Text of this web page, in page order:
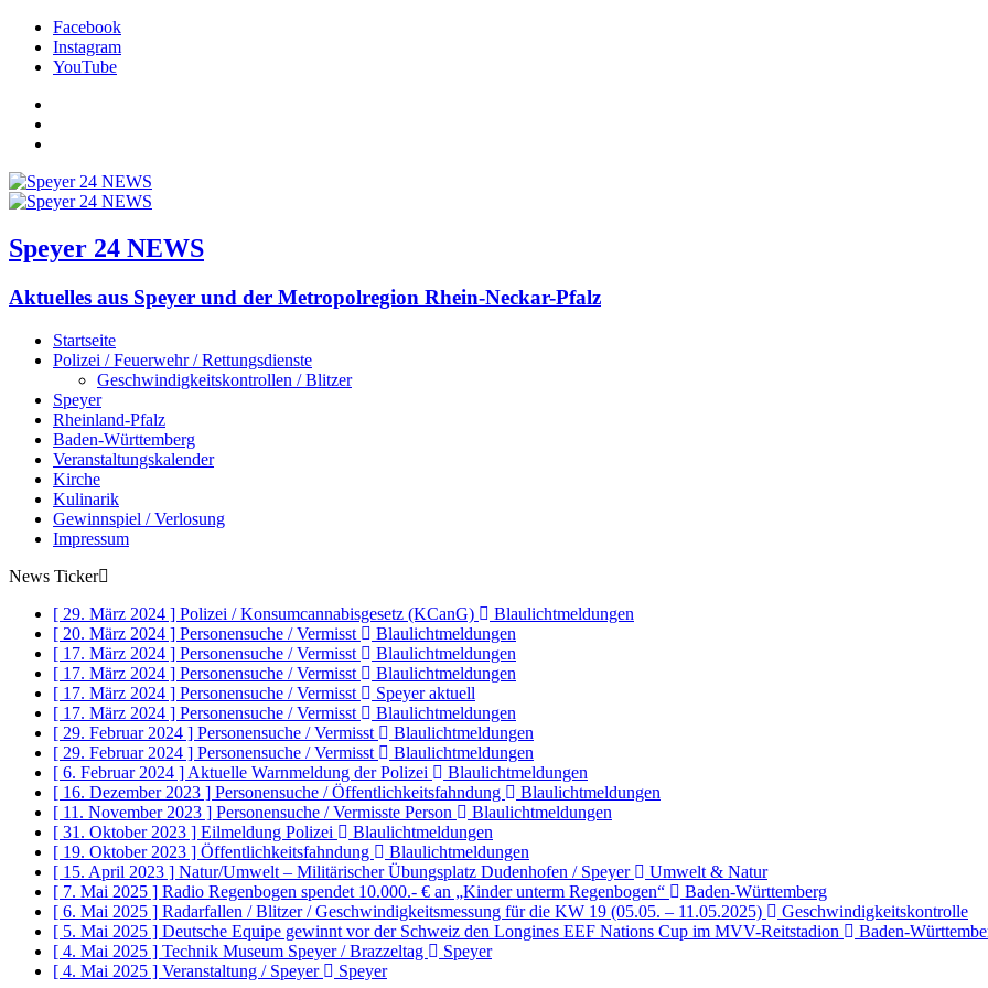
Facebook
Instagram
YouTube
Speyer 24 NEWS
Aktuelles aus Speyer und der Metropolregion Rhein-Neckar-Pfalz
Startseite
Polizei / Feuerwehr / Rettungsdienste
Geschwindigkeitskontrollen / Blitzer
Speyer
Rheinland-Pfalz
Baden-Württemberg
Veranstaltungskalender
Kirche
Kulinarik
Gewinnspiel / Verlosung
Impressum
News Ticker
[ 29. März 2024 ] Polizei / Konsumcannabisgesetz (KCanG)
Blaulichtmeldungen
[ 20. März 2024 ] Personensuche / Vermisst
Blaulichtmeldungen
[ 17. März 2024 ] Personensuche / Vermisst
Blaulichtmeldungen
[ 17. März 2024 ] Personensuche / Vermisst
Blaulichtmeldungen
[ 17. März 2024 ] Personensuche / Vermisst
Speyer aktuell
[ 17. März 2024 ] Personensuche / Vermisst
Blaulichtmeldungen
[ 29. Februar 2024 ] Personensuche / Vermisst
Blaulichtmeldungen
[ 29. Februar 2024 ] Personensuche / Vermisst
Blaulichtmeldungen
[ 6. Februar 2024 ] Aktuelle Warnmeldung der Polizei
Blaulichtmeldungen
[ 16. Dezember 2023 ] Personensuche / Öffentlichkeitsfahndung
Blaulichtmeldungen
[ 11. November 2023 ] Personensuche / Vermisste Person
Blaulichtmeldungen
[ 31. Oktober 2023 ] Eilmeldung Polizei
Blaulichtmeldungen
[ 19. Oktober 2023 ] Öffentlichkeitsfahndung
Blaulichtmeldungen
[ 15. April 2023 ] Natur/Umwelt – Militärischer Übungsplatz Dudenhofen / Speyer
Umwelt & Natur
[ 7. Mai 2025 ] Radio Regenbogen spendet 10.000.- € an „Kinder unterm Regenbogen“
Baden-Württemberg
[ 6. Mai 2025 ] Radarfallen / Blitzer / Geschwindigkeitsmessung für die KW 19 (05.05. – 11.05.2025)
Geschwindigkeitskontrolle
[ 5. Mai 2025 ] Deutsche Equipe gewinnt vor der Schweiz den Longines EEF Nations Cup im MVV-Reitstadion
Baden-
[ 4. Mai 2025 ] Technik Museum Speyer / Brazzeltag
Speyer
[ 4. Mai 2025 ] Veranstaltung / Speyer Speyer